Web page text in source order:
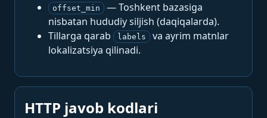
offset_min
— Toshkent bazasiga
nisbatan hududiy siljish (daqiqalarda).
Tillarga qarab
labels
va ayrim matnlar
lokalizatsiya qilinadi.
HTTP javob kodlari